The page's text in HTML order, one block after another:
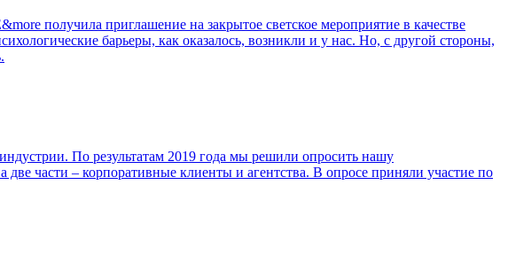
получила приглашение на закрытое светское мероприятие в качестве
барьеры, как оказалось, возникли и у нас. Но, с другой стороны,
По результатам 2019 года мы решили опросить нашу
части – корпоративные клиенты и агентства. В опросе приняли участие по